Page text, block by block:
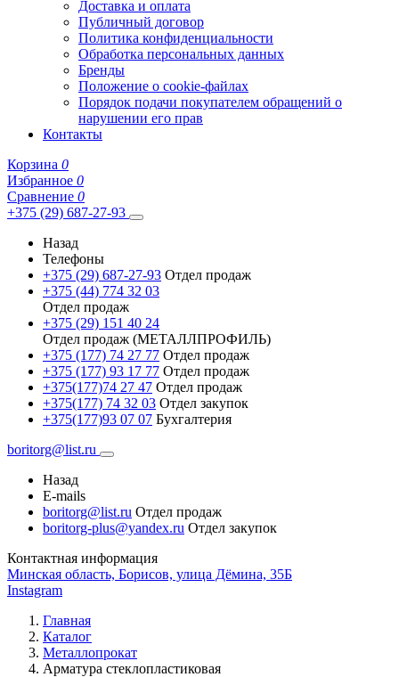
Доставка и оплата
Публичный договор
Политика конфиденциальности
Обработка персональных данных
Бренды
Положение о cookie-файлах
Порядок подачи покупателем обращений о
нарушении его прав
Контакты
Корзина 0
Избранное 0
Сравнение 0
+375 (29) 687-27-93
Назад
Телефоны
+375 (29) 687-27-93 Отдел продаж
+375 (44) 774 32 03
Отдел продаж
+375 (29) 151 40 24
Отдел продаж (МЕТАЛЛПРОФИЛЬ)
+375 (177) 74 27 77 Отдел продаж
+375 (177) 93 17 77 Отдел продаж
+375(177)74 27 47 Отдел продаж
+375(177) 74 32 03 Отдел закупок
+375(177)93 07 07 Бухгалтерия
boritorg@list.ru
Назад
E-mails
boritorg@list.ru Отдел продаж
boritorg-plus@yandex.ru Отдел закупок
Контактная информация
Минская область, Борисов, улица Дёмина, 35Б
Instagram
Главная
Каталог
Металлопрокат
Арматура стеклопластиковая